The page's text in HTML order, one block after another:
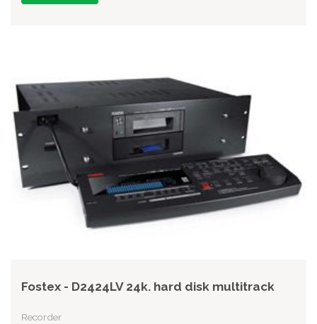
Fostex - D2424LV 24k. hard disk multitrack
Recorder